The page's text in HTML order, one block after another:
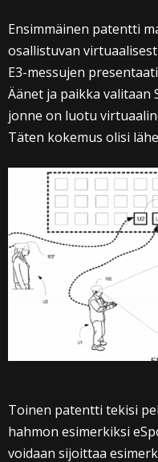
Ensimmäinen patentti
osallistuvan
E3-messujen
Äänet ja paikka valitaan
jonne on luotu
Täten kokemus olisi
Toinen patentti tekisi
hahmon esimerkiksi
voidaan sijoittaa